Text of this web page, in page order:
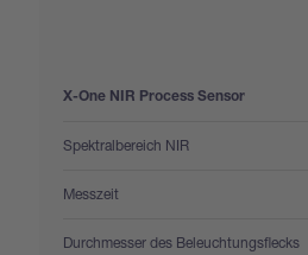
X-One NIR Process Sensor
Spektralbereich NIR
:
Messzeit
:
Durchmesser des Beleuchtungsflecks
: